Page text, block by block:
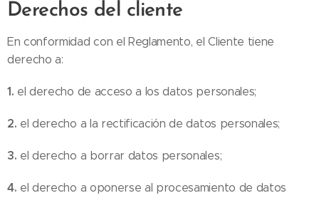
Derechos del cliente
En conformidad con el Reglamento, el Cliente tiene
derecho a:
1. el derecho de acceso a los datos personales;
2. el derecho a la rectificación de datos personales;
3. el derecho a borrar datos personales;
4. el derecho a oponerse al procesamiento de datos